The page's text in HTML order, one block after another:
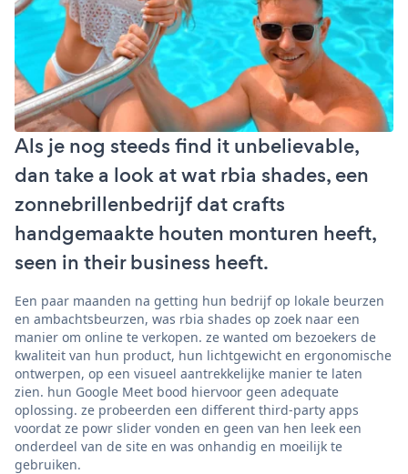
Als je nog steeds find it unbelievable,
dan take a look at wat rbia shades, een
zonnebrillenbedrijf dat crafts
handgemaakte houten monturen heeft,
seen in their business heeft.
Een paar maanden na getting hun bedrijf op lokale beurzen
en ambachtsbeurzen, was rbia shades op zoek naar een
manier om online te verkopen. ze wanted om bezoekers de
kwaliteit van hun product, hun lichtgewicht en ergonomische
ontwerpen, op een visueel aantrekkelijke manier te laten
zien. hun Google Meet bood hiervoor geen adequate
oplossing. ze probeerden een different third-party apps
voordat ze powr slider vonden en geen van hen leek een
onderdeel van de site en was onhandig en moeilijk te
gebruiken.